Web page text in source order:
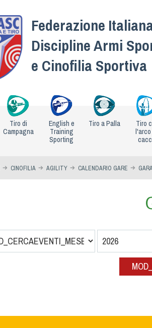
Federazione
Discipline Armi
e Cinofilia Sportiva
Tiro di
Campagna
English e
Training
Sporting
Tiro a Palla
Tiro
CINOFILIA AGILITY CALENDARIO GARE